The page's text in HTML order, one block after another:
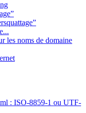
les noms de domaine
: ISO-8859-1 ou UTF-